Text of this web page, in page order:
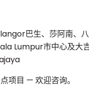
巴生、莎阿南、
Lumpur市中心及大
项目 — 欢迎咨询。